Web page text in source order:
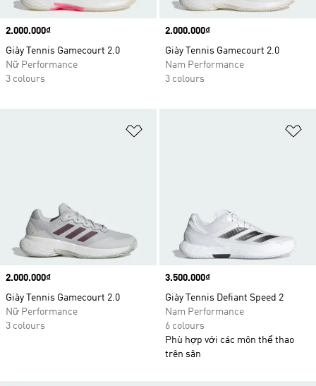
Price
2.000.000₫
Giày Tennis Gamecourt 2.0
Nữ Performance
3 colours
Price
2.000.000₫
Giày Tennis Gamecourt 2.0
Nam Performance
3 colours
Price
2.000.000₫
Giày Tennis Gamecourt 2.0
Nữ Performance
3 colours
Price
3.500.000₫
Giày Tennis Defiant Speed 2
Nam Performance
6 colours
Phù hợp với các môn thể thao
trên sân